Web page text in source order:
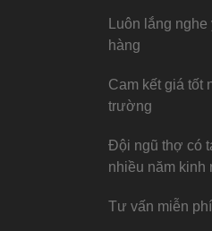
Luôn lắng
hàng
Cam kết giá tốt
trường
Đội ngũ thợ có
nhiều năm kinh
Tư vấn miễn